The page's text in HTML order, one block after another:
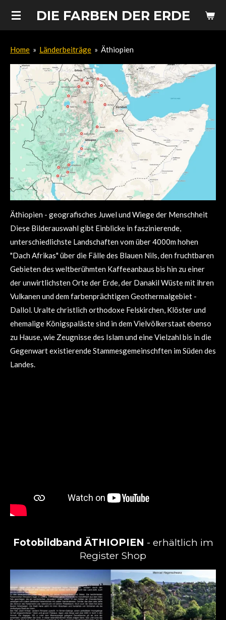
Zum
DIE FARBEN DER ERDE
Home » Länderbeiträge » Äthiopien
Äthiopien - geografisches Juwel und Wiege der Menschheit
Diese Bilderauswahl gibt Einblicke in faszinierende,
unterschiedlichste Landschaften vom über 4000m hohen
"Dach Afrikas" über die Fälle des Blauen Nils, den fruchtbaren
Gebieten des weltberühmten Kaffeeanbaus bis hin zu einer
der unwirtlichsten Orte der Erde, der Danakil Wüste mit ihren
Vulkanen und dem farbenprächtigen Geothermalgebiet -
Dallol. Uralte christlich orthodoxe Felskirchen, Klöster und
ehemalige Königspaläste sind in dem Vielvölkerstaat ebenso
zu Hause, wie Zeugnisse des Islam und eine Vielzahl bis in die
Gegenwart existierende Stammesgemeinschften im Süden des
Landes.
Fotobildband ÄTHIOPIEN - erhältlich im
Register Shop